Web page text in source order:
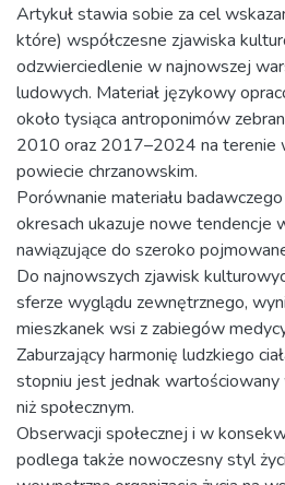
Artykuł stawia sobie za cel
które) współczesne zjawiska
odzwierciedlenie w najnowszej
ludowych. Materiał językowy
około tysiąca antroponimów
2010 oraz 2017–2024 na terenie
powiecie chrzanowskim.
Porównanie materiału
okresach ukazuje nowe tendencje
nawiązujące do szeroko
Do najnowszych zjawisk
sferze wyglądu zewnętrznego,
mieszkanek wsi z zabiegów
Zaburzający harmonię ludzkiego
stopniu jest jednak
niż społecznym.
Obserwacji społecznej i w
podlega także nowoczesny styl